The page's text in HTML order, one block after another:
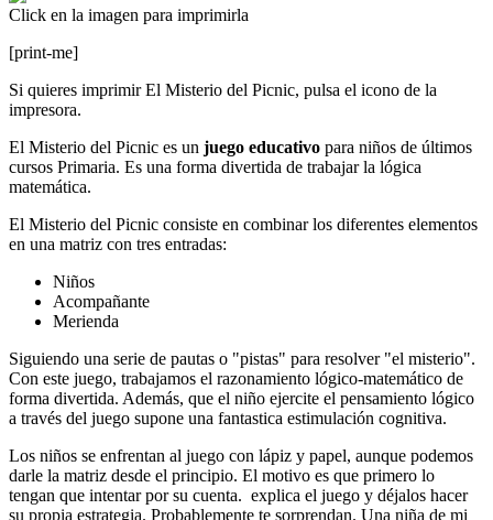
Click en la imagen para imprimirla
[print-me]
Si quieres imprimir El Misterio del Picnic, pulsa el icono de la
impresora.
El Misterio del Picnic es un juego educativo para niños de últimos
cursos Primaria. Es una forma divertida de trabajar la lógica
matemática.
El Misterio del Picnic consiste en combinar los diferentes elementos
en una matriz con tres entradas:
Niños
Acompañante
Merienda
Siguiendo una serie de pautas o "pistas" para resolver "el misterio".
Con este juego, trabajamos el razonamiento lógico-matemático de
forma divertida. Además, que el niño ejercite el pensamiento lógico
a través del juego supone una fantastica estimulación cognitiva.
Los niños se enfrentan al juego con lápiz y papel, aunque podemos
darle la matriz desde el principio. El motivo es que primero lo
tengan que intentar por su cuenta. explica el juego y déjalos hacer
su propia estrategia. Probablemente te sorprendan. Una niña de mi